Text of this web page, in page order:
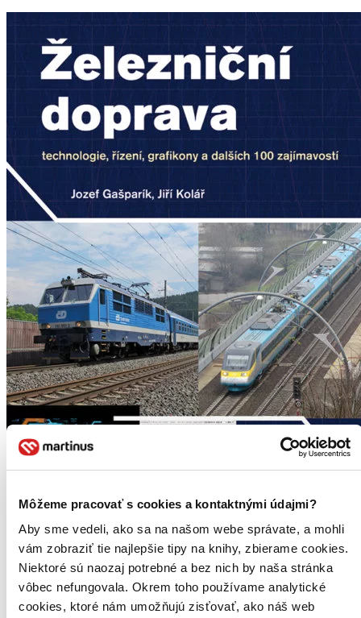
Môžeme pracovať s cookies a kontaktnými údajmi?
Aby sme vedeli, ako sa na našom webe správate, a mohli
vám zobraziť tie najlepšie tipy na knihy, zbierame cookies.
Niektoré sú naozaj potrebné a bez nich by naša stránka
vôbec nefungovala. Okrem toho používame analytické
cookies, ktoré nám umožňujú zisťovať, ako náš web
Železniční doprava
CZ
Jiří Kolář
Jozef Gašparík